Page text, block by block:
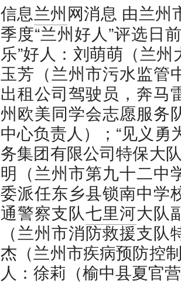
信息兰州网消息 由兰州
季度“兰州好人”评选
乐”好人：刘萌萌（兰
玉芳（兰州市污水监管
出租公司驾驶员，奔马
州欧美同学会志愿服务
中心负责人）；“见义勇
务集团有限公司特保大
明（兰州市第九十二中
委派任东乡县锁南中学
通警察支队七里河大队
（兰州市消防救援支
杰（兰州市疾病预防控
人：徐莉（榆中县夏官